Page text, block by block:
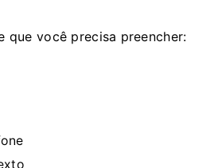
que você precisa preencher: